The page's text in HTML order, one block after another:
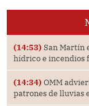
(14:53) San Martín
hídrico e incendios
(14:34) OMM
patrones de lluvias